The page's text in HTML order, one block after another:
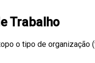
Trabalho
o tipo de organização